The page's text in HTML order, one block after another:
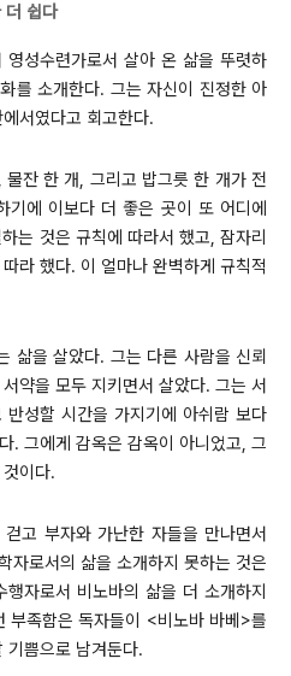
더 쉽다
성수련가로서 살아 온 삶을 뚜렷하
를 소개한다. 그는 자신이 진정한 아
서였다고 회고한다.
잔 한 개, 그리고 밥그릇 한 개가 전
기에 이보다 더 좋은 곳이 또 어디에
는 것은 규칙에 따라서 했고, 잠자리
라 했다. 이 얼마나 완벽하게 규칙적
삶을 살았다. 그는 다른 사람을 신뢰
약을 모두 지키면서 살았다. 그는 서
성할 시간을 가지기에 아쉬람 보다
. 그에게 감옥은 감옥이 아니었고, 그
이다.
고 부자와 가난한 자들을 만나면서
자로서의 삶을 소개하지 못하는 것은
자로서 비노바의 삶을 더 소개하지
부족함은 독자들이 <비노바 바베>를
기쁨으로 남겨둔다.